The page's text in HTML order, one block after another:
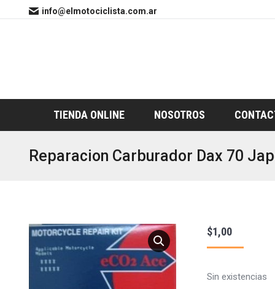
info@elmotociclista.com.ar
TIENDA ONLINE NOSOTROS
Reparacion Carburador Dax 70
$1,00
Sin existencias